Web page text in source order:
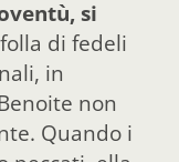
si
di fedeli
in
non
Quando i